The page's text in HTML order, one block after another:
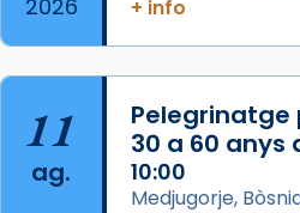
diablesses amb música i
gran a Mataró.
«Si vols saber què és
Santes a Mataró»🥵.
Photo
View on Facebook ·
2026
+ info
11
ag.
Pelegrinatge
30 a 60 anys
10:00
Medjugorje,